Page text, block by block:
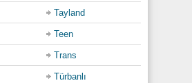
Tayland
Teen
Trans
Türbanlı